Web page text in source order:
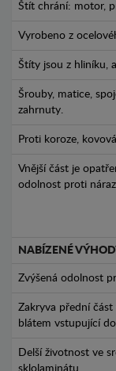
Štít chrání: motor,
Vyrobeno z
Štíty jsou z hliníku,
Šrouby, matice,
zahrnuty.
Proti koroze,
Vnější část je
odolnost proti
NABÍZENÉ
Zvýšená odolnost
Zakryva přední část
blátem vstupující
Delší životnost ve